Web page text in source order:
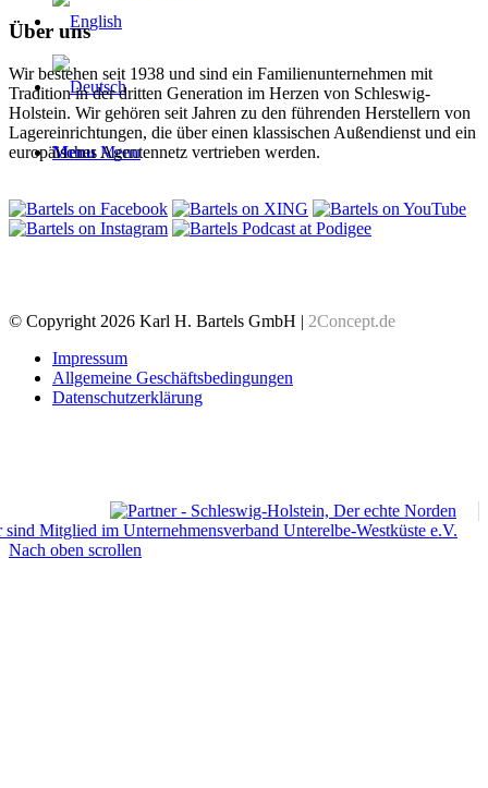
Menu Menu
Über uns
Wir bestehen seit 1938 und sind ein Familienunternehmen mit
Tradition in der dritten Generation im Herzen von Schleswig-
Holstein. Wir gehören seit Jahren zu den führenden Herstellern von
Lagereinrichtungen, die über einen klassischen Außendienst und ein
europäisches Agentennetz vertrieben werden.
© Copyright 2026 Karl H. Bartels GmbH | 2Concept.de
Impressum
Allgemeine Geschäftsbedingungen
Datenschutzerklärung
Nach oben scrollen